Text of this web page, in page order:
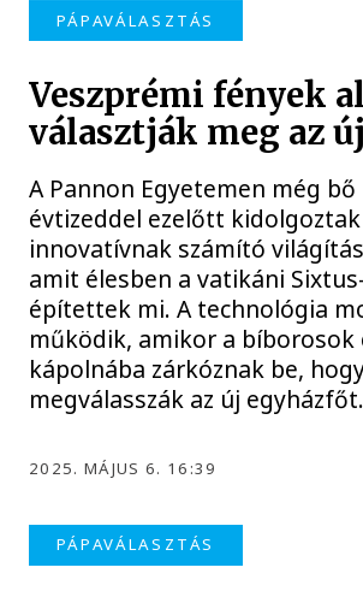
PÁPAVÁLASZTÁS
Veszprémi fények
választják meg az
A Pannon Egyetemen még
évtizeddel ezelőtt
innovatívnak számító
amit élesben a vatikáni
építettek mi. A technológia
működik, amikor a bíborosok
kápolnába zárkóznak be,
megválasszák az új egyházfőt.
2025. MÁJUS 6. 16:39
PÁPAVÁLASZTÁS